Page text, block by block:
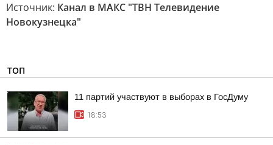
Источник: Канал в МАКС "ТВН Телевидение
Новокузнецка"
ТОП
11 партий участвуют в выборах в ГосДуму
18:53